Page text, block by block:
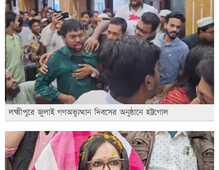
লক্ষ্মীপুরে জুলাই গণঅভ্যুত্থান দিবসের অনুষ্ঠানে হট্টগোল